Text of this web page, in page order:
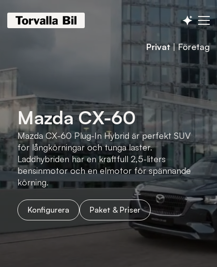
Mazda CX-60
Mazda CX-60 Plug-In Hybrid är perfekt SUV
för långkörningar och tunga laster.
Laddhybriden har en kraftfull 2,5-liters
bensinmotor och en elmotor för spännande
körning.
Konfigurera Paket & Priser
Privat | Företag